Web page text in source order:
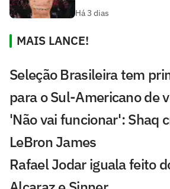
Há 3 dias
MAIS LANCE!
Seleção Brasileira tem
para o Sul-Americano de
'Não vai funcionar': Shaq
LeBron James
Rafael Jodar iguala feito